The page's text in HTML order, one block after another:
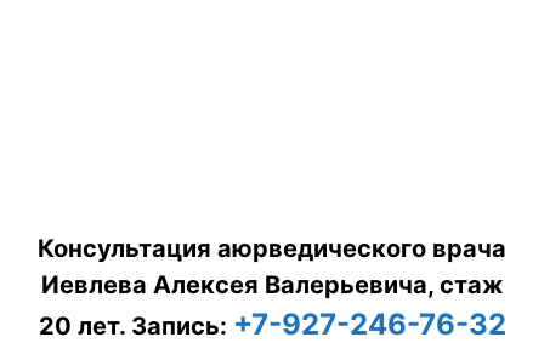
Консультация аюрведического врача
Иевлева Алексея Валерьевича, стаж
20 лет. Запись: +7-927-246-76-32